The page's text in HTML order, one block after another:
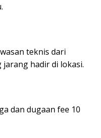
teknis dari
hadir di lokasi.
dan dugaan fee 10